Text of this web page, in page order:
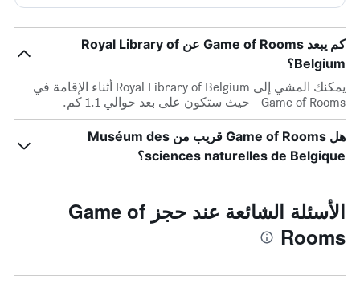
كم يبعد Game of Rooms عن Royal Library of
Belgium؟
يمكنك المشي إلى Royal Library of Belgium أثناء الإقامة في
Game of Rooms - حيث ستكون على بعد حوالي 1.1 كم.
هل Game of Rooms قريب من Muséum des
sciences naturelles de Belgique؟
الأسئلة الشائعة عند حجز Game of
Rooms